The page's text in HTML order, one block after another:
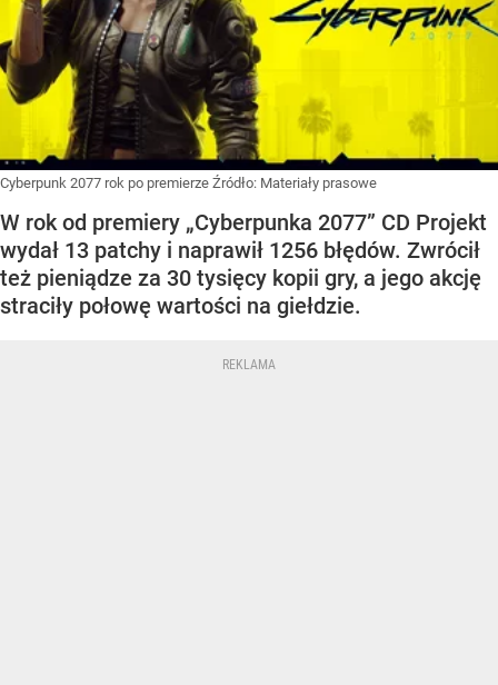
Cyberpunk 2077 rok po premierze Źródło: Materiały prasowe
W rok od premiery „Cyberpunka 2077” CD Projekt
wydał 13 patchy i naprawił 1256 błędów. Zwrócił
też pieniądze za 30 tysięcy kopii gry, a jego akcję
straciły połowę wartości na giełdzie.